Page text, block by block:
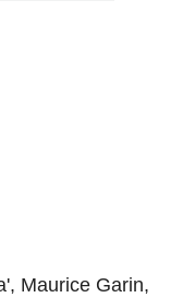
Maurice Garin,